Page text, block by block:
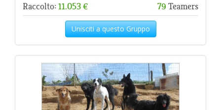
Raccolto: 11.053 € 79 Teamers
Unisciti a questo Gruppo